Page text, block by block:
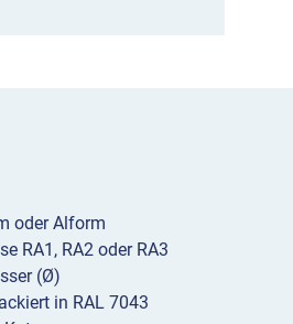
oder Alform
RA1, RA2 oder RA3
(Ø)
in RAL 7043